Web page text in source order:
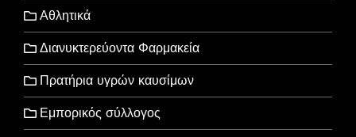
Αθλητικά
Διανυκτερεύοντα Φαρμακεία
Πρατήρια υγρών καυσίμων
Εμπορικός σύλλογος